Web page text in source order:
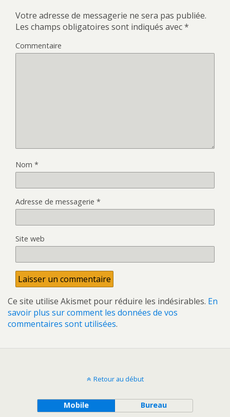
Votre adresse de messagerie ne sera pas publiée.
Les champs obligatoires sont indiqués avec*
Commentaire
Nom *
Adresse de messagerie *
Site web
Ce site utilise Akismet pour réduire les indésirables. En
savoir plus sur comment les données de vos
commentaires sont utilisées.
Retour au début
Mobile Bureau